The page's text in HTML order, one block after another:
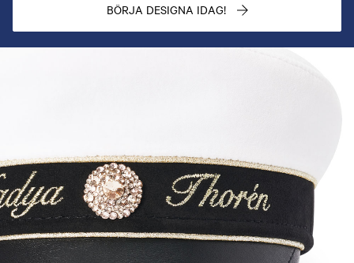
BÖRJA DESIGNA IDAG!